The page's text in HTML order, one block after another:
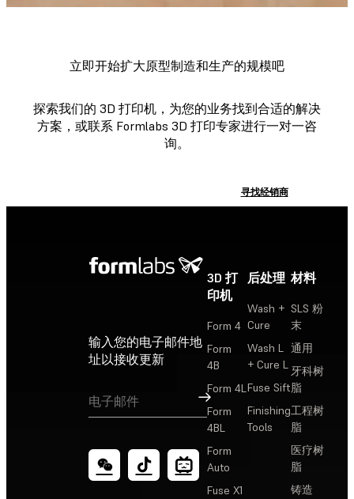
立即开始扩大原型制造和生产的规模吧
探索我们的 3D 打印机，为您的业务找到合适的解决
方案，或联系 Formlabs 3D 打印专家进行一对一咨
询。
寻找经销商
输入您的电子邮件地
址以接收更新
订阅
3D 打
印机
Form 4
Form
4B
Form 4L
Form
4BL
Form
Auto
Fuse X1
后处理
Wash +
Cure
Wash L
+ Cure L
Fuse Sift
Finishing
Tools
材料
SLS 粉
末
通用
牙科树
脂
工程树
脂
医疗树
脂
铸造